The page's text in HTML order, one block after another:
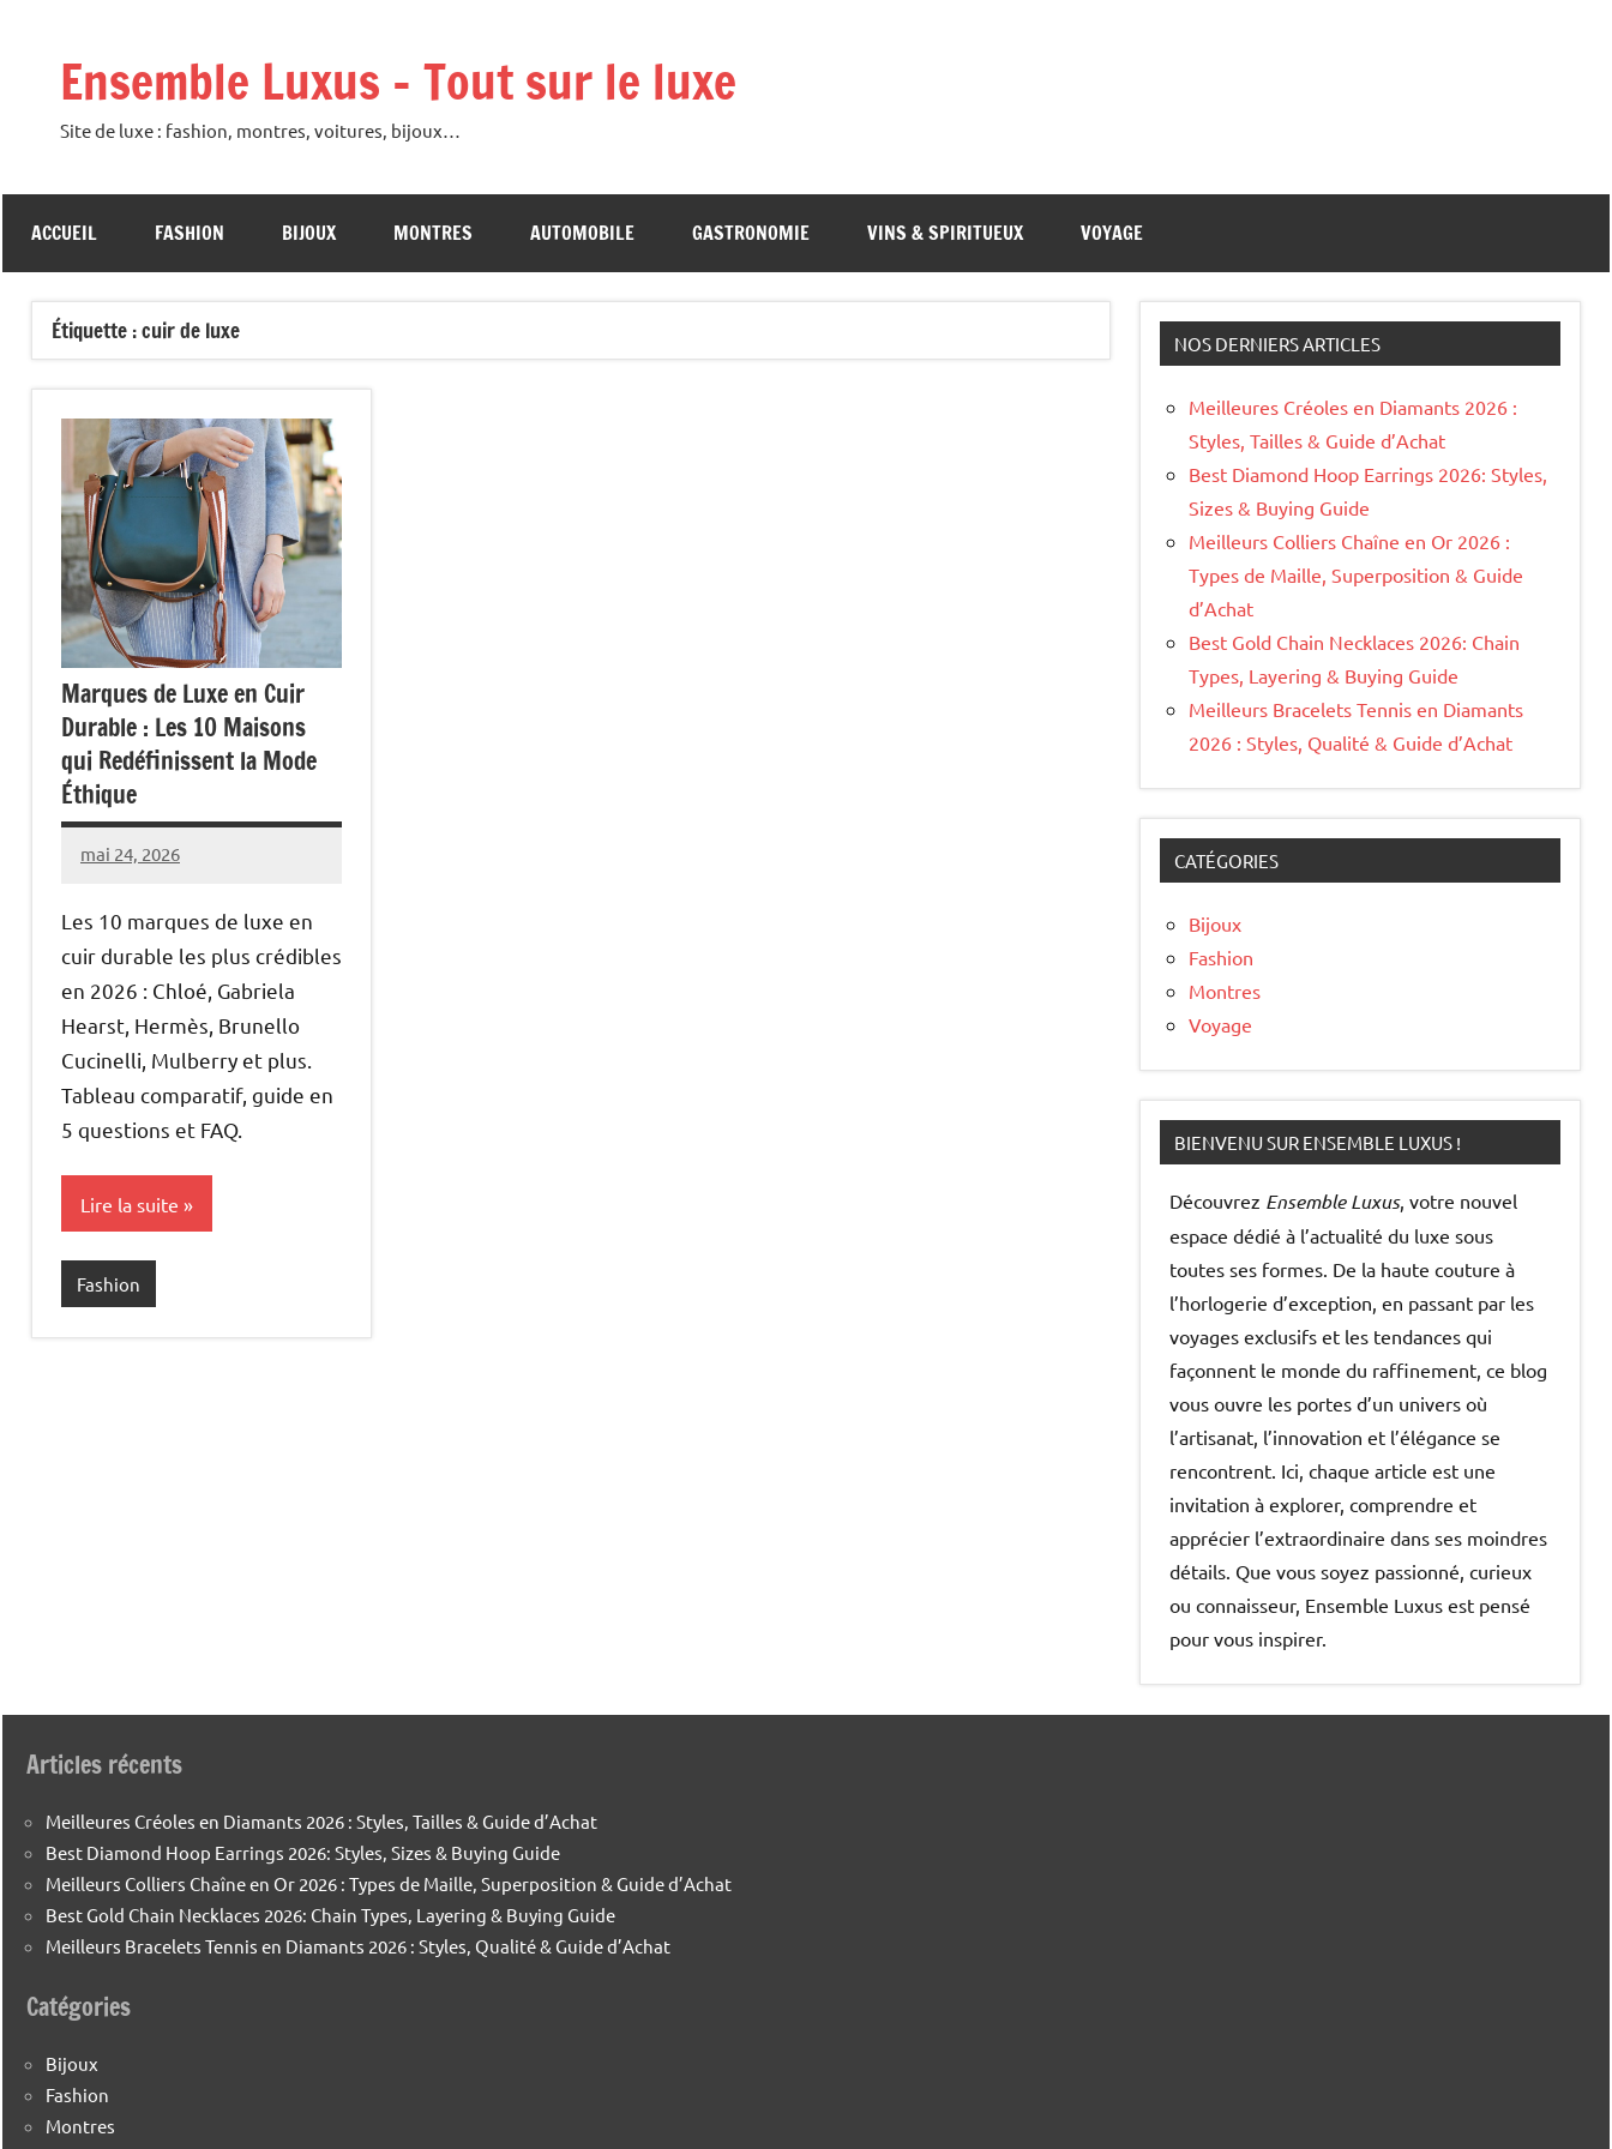
contenuEnsemble Luxus – Tout sur le luxe
Site de luxe : fashion, montres, voitures, bijoux…
ACCUEIL FASHION BIJOUX MONTRES AUTOMOBILE GASTRONOMIE VINS & SPIRITUEUX VOYAGE
Étiquette :cuir de luxe
Marques de Luxe en Cuir
Durable : Les 10 Maisons
qui Redéfinissent la Mode
Éthique
mai 24, 2026
Raoul
Les 10 marques de luxe en
cuir durable les plus crédibles
en 2026 : Chloé, Gabriela
Hearst, Hermès, Brunello
Cucinelli, Mulberry et plus.
Tableau comparatif, guide en
5 questions et FAQ.
Lire la suite
Fashion
NOS DERNIERS ARTICLES
Meilleures Créoles en Diamants 2026 :
Styles, Tailles & Guide d’Achat
Best Diamond Hoop Earrings 2026: Styles,
Sizes & Buying Guide
Meilleurs Colliers Chaîne en Or 2026 :
Types de Maille, Superposition & Guide
d’Achat
Best Gold Chain Necklaces 2026: Chain
Types, Layering & Buying Guide
Meilleurs Bracelets Tennis en Diamants
2026 : Styles, Qualité & Guide d’Achat
CATÉGORIES
Bijoux
Fashion
Montres
Voyage
BIENVENU SUR ENSEMBLE LUXUS !
Découvrez Ensemble Luxus, votre nouvel
espace dédié à l’actualité du luxe sous
toutes ses formes. De la haute couture à
l’horlogerie d’exception, en passant par les
voyages exclusifs et les tendances qui
façonnent le monde du raffinement, ce blog
vous ouvre les portes d’un univers où
l’artisanat, l’innovation et l’élégance se
rencontrent. Ici, chaque article est une
invitation à explorer, comprendre et
apprécier l’extraordinaire dans ses moindres
détails. Que vous soyez passionné, curieux
ou connaisseur, Ensemble Luxus est pensé
pour vous inspirer.
Articles récents
Meilleures Créoles en Diamants 2026 : Styles, Tailles & Guide d’Achat
Best Diamond Hoop Earrings 2026: Styles, Sizes & Buying Guide
Meilleurs Colliers Chaîne en Or 2026 : Types de Maille, Superposition & Guide d’Achat
Best Gold Chain Necklaces 2026: Chain Types, Layering & Buying Guide
Meilleurs Bracelets Tennis en Diamants 2026 : Styles, Qualité & Guide d’Achat
Catégories
Bijoux
Fashion
Montres